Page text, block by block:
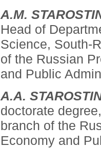
A.M.
Head of
Science, South-
of the Russian
and Public
А.А.
doctorate
branch of the
Economy and